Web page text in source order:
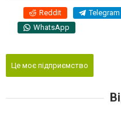
Reddit Telegram
WhatsApp
Це моє підприємство